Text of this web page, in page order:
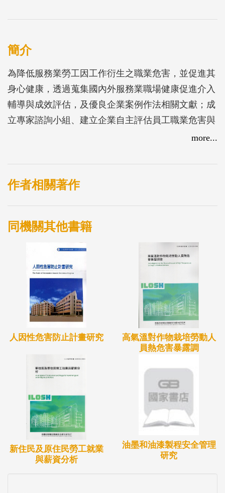
簡介
為降低服務業勞工因工作衍生之職業危害，並促進其
身心健康，透過蒐集國內外服務業職場健康促進介入
輔導與成效評估，及優良企業案例作法相關文獻；成
立專家諮詢小組、建立企業自主評估員工職業危害與
健康促進需求、營造職場友善健康措施與制度、及介
企業主管訪談，提昇企業主管承諾改善友善健康職場
意願；進行職場友善健康促進介入活動與成效評估，
more...
作者相關著作
同機關其他書籍
人因性危害防止計畫研究
高氣溫對作物栽培勞動人
員熱危害暴露調
新住民及原住民勞工就業
與薪資分析
油墨和油漆製程安全管理
研究